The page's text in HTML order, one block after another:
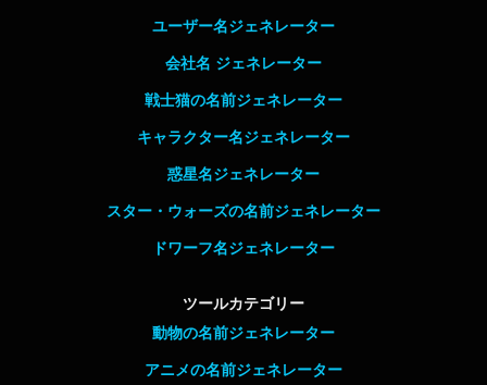
ユーザー名ジェネレーター
会社名 ジェネレーター
戦士猫の名前ジェネレーター
キャラクター名ジェネレーター
惑星名ジェネレーター
スター・ウォーズの名前ジェネレーター
ドワーフ名ジェネレーター
ツールカテゴリー
動物の名前ジェネレーター
アニメの名前ジェネレーター